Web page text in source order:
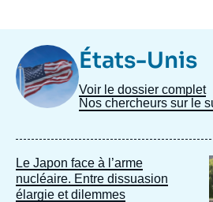
Image
Taxonomie États-Unis
Voir le dossier complet
Nos chercheurs sur le
Le Japon face à l’arme
nucléaire. Entre dissuasion
élargie et dilemmes